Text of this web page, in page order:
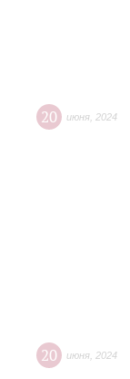
20 июня 2024
20 июня 2024